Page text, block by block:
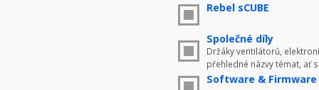
Rebel sCUBE
Společné díly
Držáky ventilátorů,
přehledné názvy témat, ať
Software & Firmware